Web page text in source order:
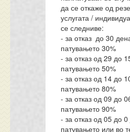
да се откаже од
услугата /
се следниве:
- за отказ до 30
патувањето 30%
- за отказ од 29 до
патувањето 50%
- за отказ од 14 до
патувањето 80%
- за отказ од 09 до
патувањето 90%
- за отказ од 05 до
патувањето или во